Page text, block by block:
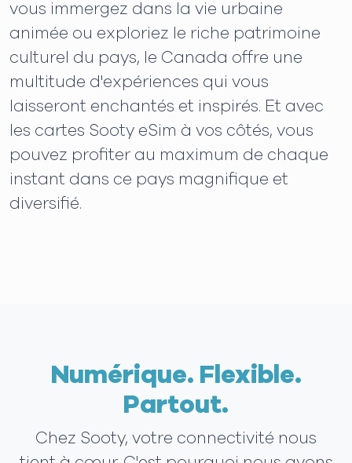
vous immergez dans la vie urbaine
animée ou exploriez le riche patrimoine
culturel du pays, le Canada offre une
multitude d'expériences qui vous
laisseront enchantés et inspirés. Et avec
les cartes Sooty eSim à vos côtés, vous
pouvez profiter au maximum de chaque
instant dans ce pays magnifique et
diversifié.
Numérique. Flexible.
Partout.
Chez Sooty, votre connectivité nous